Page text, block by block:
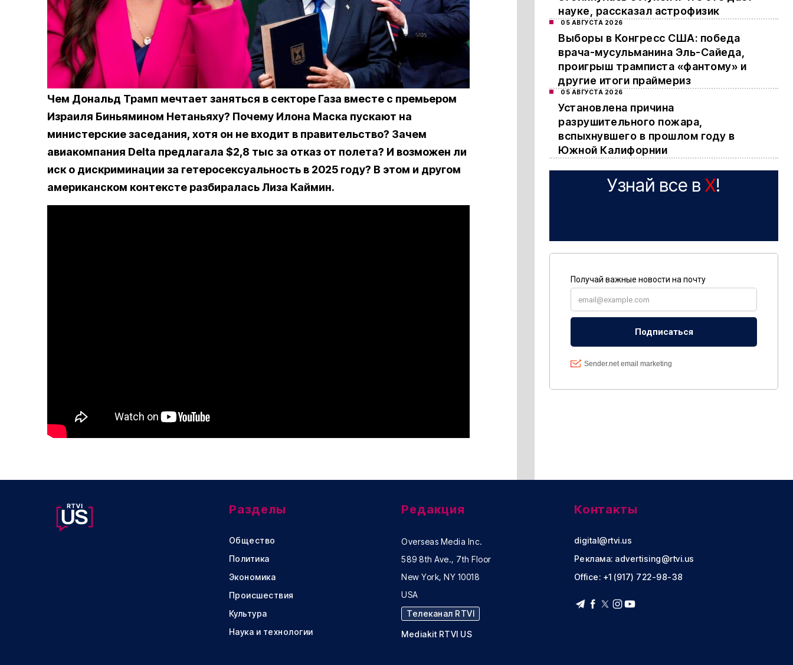
Чем Дональд Трамп мечтает заняться в секторе Газа вместе с премьером
Израиля Биньямином Нетаньяху? Почему Илона Маска пускают на
министерские заседания, хотя он не входит в правительство? Зачем
авиакомпания Delta предлагала $2,8 тыс за отказ от полета? И возможен ли
иск о дискриминации за гетеросексуальность в 2025 году? В этом и другом
американском контексте разбиралась Лиза Каймин.
науке, рассказал астрофизик
05 АВГУСТА 2026
Выборы в Конгресс США: победа
врача-мусульманина Эль-Сайеда,
проигрыш трамписта «фантому» и
другие итоги праймериз
05 АВГУСТА 2026
Установлена причина
разрушительного пожара,
вспыхнувшего в прошлом году в
Южной Калифорнии
Узнай все в X!
Разделы
Общество
Политика
Экономика
Происшествия
Культура
Наука и технологии
Редакция
Overseas Media Inc.
589 8th Ave., 7th Floor
New York, NY 10018
USA
Телеканал RTVI
Mediakit RTVI US
Контакты
digital@rtvi.us
Реклама: advertising@rtvi.us
Office: +1 (917) 722-98-38